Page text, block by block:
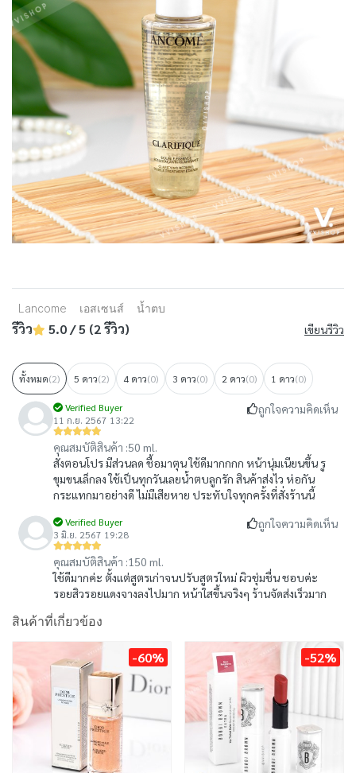
Lancome เอสเซนส์ น้ำตบ
รีวิว 5.0 / 5 (2 รีวิว) เขียนรีวิว
ทั้งหมด(2) 5 ดาว(2) 4 ดาว(0) 3 ดาว(0) 2 ดาว(0) 1 ดาว(0)
Verified Buyer
11 ก.ย. 2567 13:22
คุณสมบัติสินค้า :50 ml.
สั่งตอนโปร มีส่วนลด ชื้อมาตุน ใช้ดีมากกกก หน้านุ่มเนียนขึ้น รู
ขุมขนเล็กลง ใช้เป็นทุกวันเลยน้ำตบลูกรัก สินค้าส่งไว ห่อกัน
กระแทกมาอย่างดี ไม่มีเสียหาย ประทับใจทุกครั้งที่สั่งร้านนี้
ถูกใจความคิดเห็น
Verified Buyer
3 มิ.ย. 2567 19:28
คุณสมบัติสินค้า :150 ml.
ใช้ดีมากค่ะ ตั้งแต่สูตรเก่าจนปรับสูตรใหม่ ผิวชุ่มชื่น ชอบค่ะ
รอยสิวรอยแดงจางลงไปมาก หน้าใสขึ้นจริงๆ ร้านจัดส่งเร็วมาก
ถูกใจความคิดเห็น
สินค้าที่เกี่ยวข้อง
-60% -52%